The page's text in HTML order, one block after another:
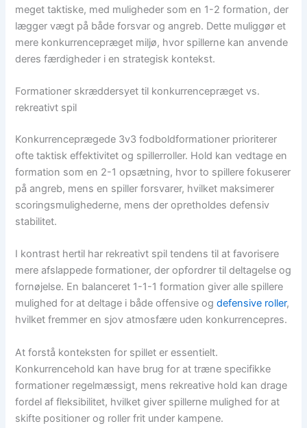
meget taktiske, med muligheder som en 1-2 formation, der
lægger vægt på både forsvar og angreb. Dette muliggør et
mere konkurrencepræget miljø, hvor spillerne kan anvende
deres færdigheder i en strategisk kontekst.
Formationer skræddersyet til konkurrencepræget vs.
rekreativt spil
Konkurrenceprægede 3v3 fodboldformationer prioriterer
ofte taktisk effektivitet og spillerroller. Hold kan vedtage en
formation som en 2-1 opsætning, hvor to spillere fokuserer
på angreb, mens en spiller forsvarer, hvilket maksimerer
scoringsmulighederne, mens der opretholdes defensiv
stabilitet.
I kontrast hertil har rekreativt spil tendens til at favorisere
mere afslappede formationer, der opfordrer til deltagelse og
fornøjelse. En balanceret 1-1-1 formation giver alle spillere
mulighed for at deltage i både offensive ogdefensive roller,
hvilket fremmer en sjov atmosfære uden konkurrencepres.
At forstå konteksten for spillet er essentielt.
Konkurrencehold kan have brug for at træne specifikke
formationer regelmæssigt, mens rekreative hold kan drage
fordel af fleksibilitet, hvilket giver spillerne mulighed for at
skifte positioner og roller frit under kampene.